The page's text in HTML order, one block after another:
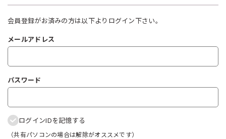
会員登録がお済みの方は以下よりログイン下さい。
メールアドレス
パスワード
ログインIDを記憶する
（共有パソコンの場合は解除がオススメです）